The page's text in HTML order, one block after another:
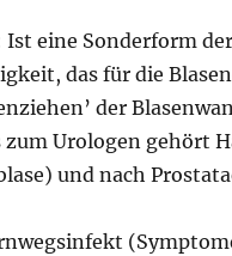
Ist eine Sonderform
das für die
der
zum Urologen gehört
und nach